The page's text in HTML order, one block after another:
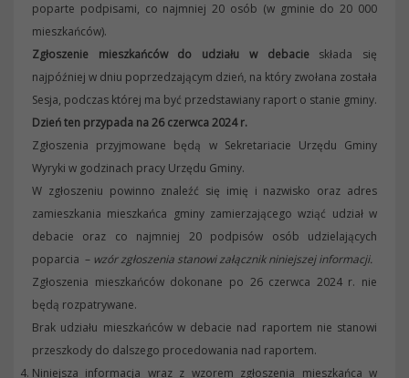
poparte podpisami, co najmniej 20 osób (w gminie do 20 000
mieszkańców).
Zgłoszenie mieszkańców do udziału w debacieskłada się
najpóźniej w dniu poprzedzającym dzień, na który zwołana została
Sesja, podczas której ma być przedstawiany raport o stanie gminy.
Dzień ten przypada na 26 czerwca 2024 r.
Zgłoszenia przyjmowane będą w Sekretariacie Urzędu Gminy
Wyryki w godzinach pracy Urzędu Gminy.
W zgłoszeniu powinno znaleźć się imię i nazwisko oraz adres
zamieszkania mieszkańca gminy zamierzającego wziąć udział w
debacie oraz co najmniej 20 podpisów osób udzielających
poparcia – wzór zgłoszenia stanowi załącznik niniejszej informacji.
Zgłoszenia mieszkańców dokonane po 26 czerwca 2024 r. nie
będą rozpatrywane.
Brak udziału mieszkańców w debacie nad raportem nie stanowi
przeszkody do dalszego procedowania nad raportem.
Niniejsza informacja wraz z wzorem zgłoszenia mieszkańca w